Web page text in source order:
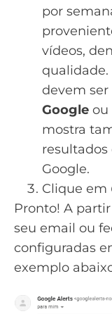
por
vídeos,
devem ser
Google ou
mostra
Google.
Clique em
Pronto! A
seu email ou
configuradas
exemplo